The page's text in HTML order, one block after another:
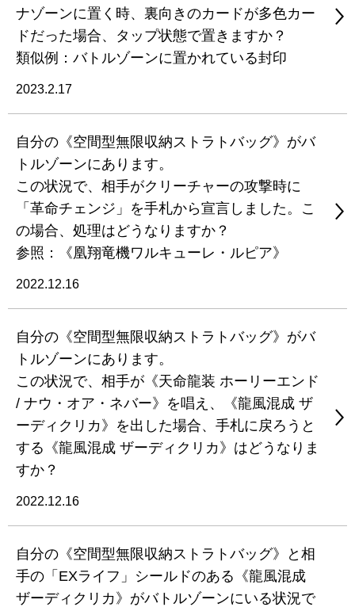
ナゾーンに置く時、裏向きのカードが多色カー
ドだった場合、タップ状態で置きますか？
類似例：バトルゾーンに置かれている封印
2023.2.17
自分の《空間型無限収納ストラトバッグ》がバ
トルゾーンにあります。
この状況で、相手がクリーチャーの攻撃時に
「革命チェンジ」を手札から宣言しました。こ
の場合、処理はどうなりますか？
参照：《凰翔竜機ワルキューレ・ルピア》
2022.12.16
自分の《空間型無限収納ストラトバッグ》がバ
トルゾーンにあります。
この状況で、相手が《天命龍装 ホーリーエンド
/ ナウ・オア・ネバー》を唱え、《龍風混成 ザ
ーディクリカ》を出した場合、手札に戻ろうと
する《龍風混成 ザーディクリカ》はどうなりま
すか？
2022.12.16
自分の《空間型無限収納ストラトバッグ》と相
手の「EXライフ」シールドのある《龍風混成
ザーディクリカ》がバトルゾーンにいる状況で